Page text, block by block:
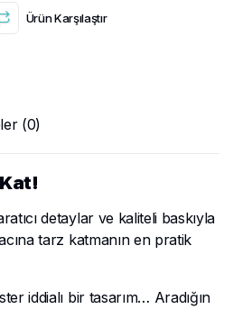
Ürün Karşılaştır
(0)
detaylar ve kaliteli baskıyla
tarz katmanın en pratik
iddialı bir tasarım… Aradığın